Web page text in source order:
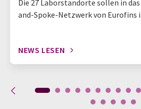
Die 27 Laborstandorte sollen in
and-Spoke-Netzwerk von
NEWS LESEN